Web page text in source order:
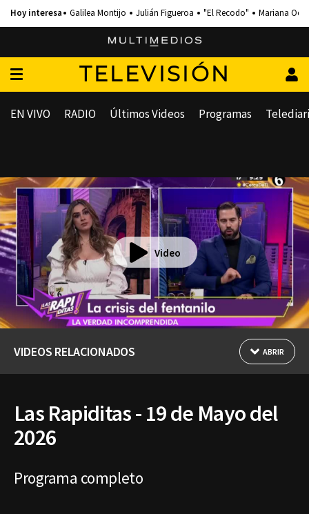
Galilea Montijo Julián Figueroa "El Recodo" Mariana
TELEVISIÓN
EN VIVO RADIO Últimos Videos Programas
Video
VIDEOS RELACIONADOS ABRIR
Las Rapiditas - 19 de Mayo del
2026
Programa completo